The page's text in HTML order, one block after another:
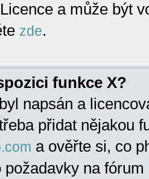
a může být
zde.
funkce X?
napsán a
přidat nějakou
a ověřte si, co
požadavky na